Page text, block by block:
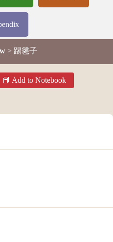
> 踢毽子
Add to Notebook